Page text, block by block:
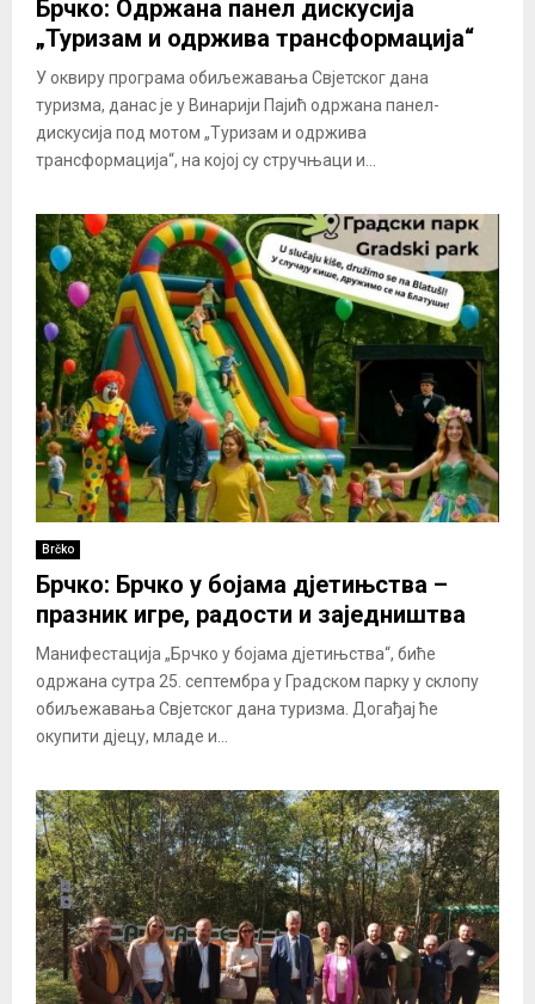
Брчко: Одржана панел дискусија
„Туризам и одржива трансформација“
У оквиру програма обиљежавања Свјетског дана
туризма, данас је у Винарији Пајић одржана панел-
дискусија под мотом „Туризам и одржива
трансформација“, на којој су стручњаци и...
Brčko
Брчко: Брчко у бојама дјетињства –
празник игре, радости и заједништва
Манифестација „Брчко у бојама дјетињства“, биће
одржана сутра 25. септембра у Градском парку у склопу
обиљежавања Свјетског дана туризма. Догађај ће
окупити дјецу, младе и...